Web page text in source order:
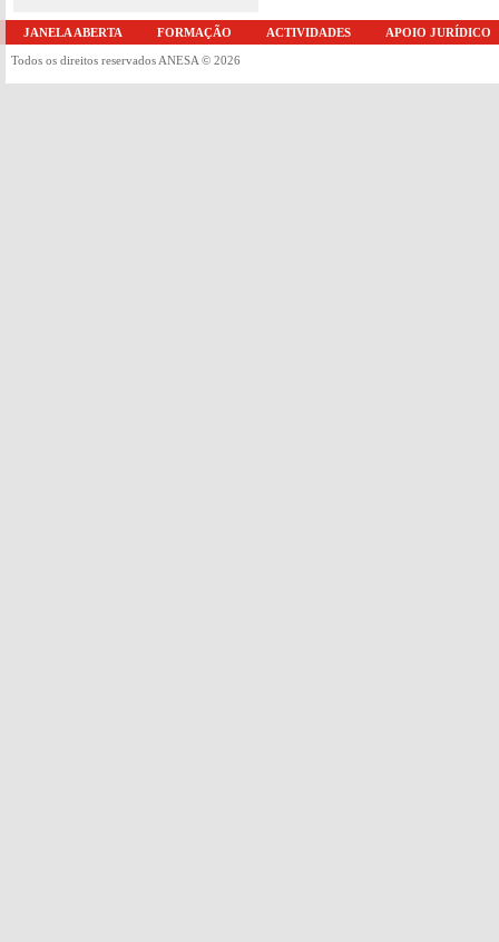
JANELA ABERTA FORMAÇÃO ACTIVIDADES APOIO JURÍDICO
Todos os direitos reservados ANESA © 2026